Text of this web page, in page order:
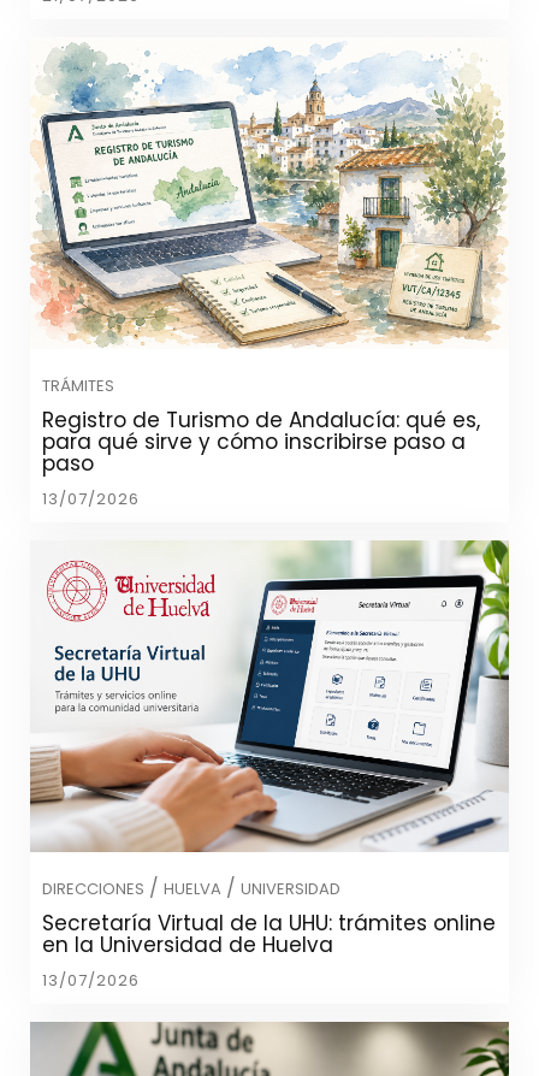
TRÁMITES
Registro de Turismo de Andalucía: qué es,
para qué sirve y cómo inscribirse paso a
paso
13/07/2026
DIRECCIONES / HUELVA / UNIVERSIDAD
Secretaría Virtual de la UHU: trámites online
en la Universidad de Huelva
13/07/2026